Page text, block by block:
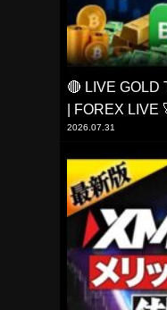
🔴 LIVE GOLD
| FOREX
2026.07.31